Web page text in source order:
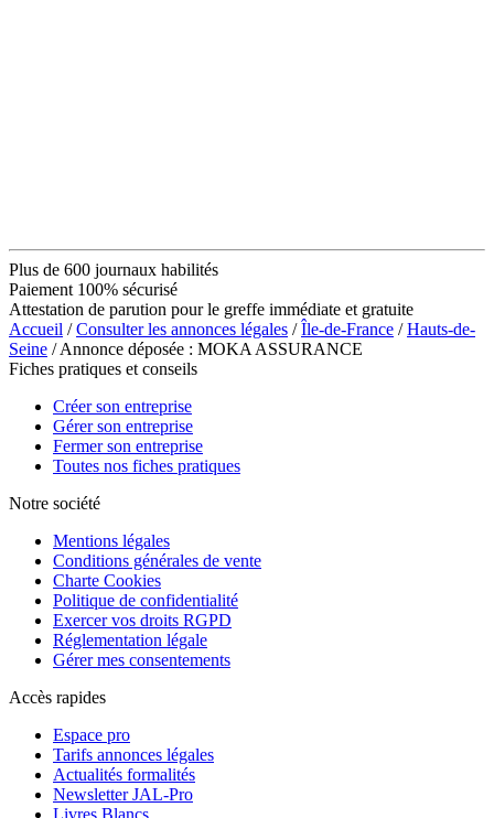
Plus de 600 journaux habilités
Paiement 100% sécurisé
Attestation de parution pour le greffe immédiate et gratuite
Accueil /Consulter les annonces légales /Île-de-France /Hauts-de-
Seine / Annonce déposée : MOKA ASSURANCE
Fiches pratiques et conseils
Créer son entreprise
Gérer son entreprise
Fermer son entreprise
Toutes nos fiches pratiques
Notre société
Mentions légales
Conditions générales de vente
Charte Cookies
Politique de confidentialité
Exercer vos droits RGPD
Réglementation légale
Gérer mes consentements
Accès rapides
Espace pro
Tarifs annonces légales
Actualités formalités
Newsletter JAL-Pro
Livres Blancs